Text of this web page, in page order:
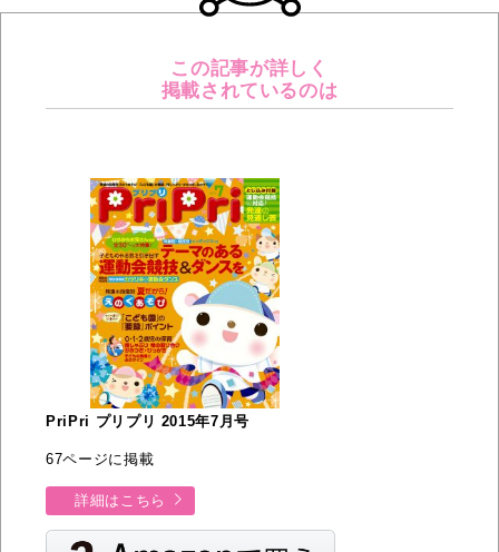
この記事が詳しく
掲載されているのは
PriPri プリプリ 2015年7月号
67ページに掲載
詳細はこちら